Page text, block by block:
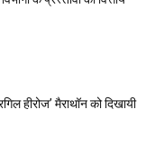
हीरोज’ मैराथॉन को दिखायी